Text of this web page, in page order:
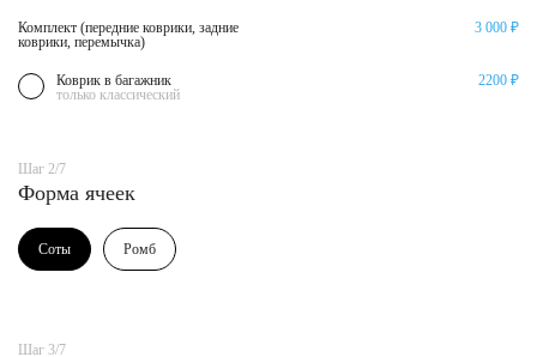
Комплект (передние коврики, задние
коврики, перемычка)
3 000 ₽
Коврик в багажник
только классический
2200 ₽
Шаг 2/7
Форма ячеек
Соты Ромб
Шаг 3/7